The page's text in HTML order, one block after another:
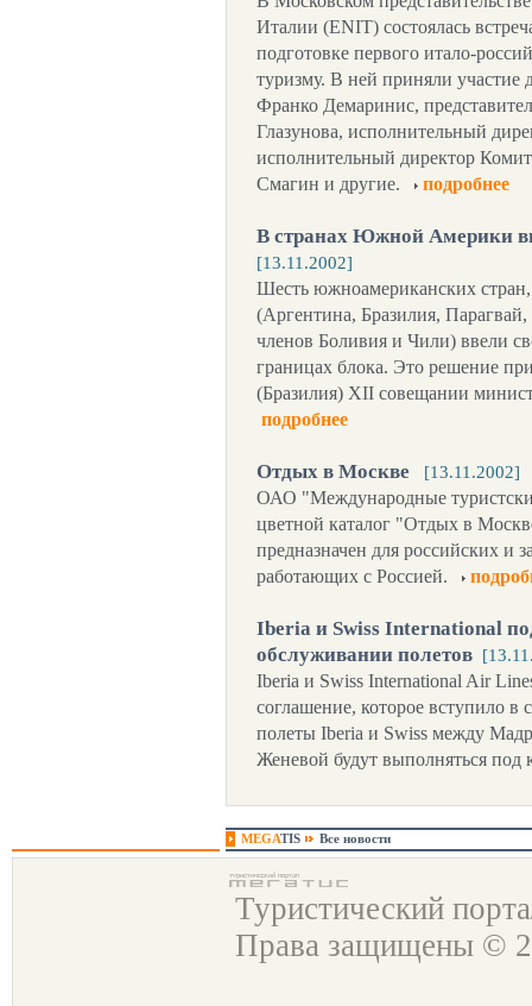
Италии (ENIT) состоялась
подготовке первого итало-
туризму. В ней приняли участие
Франко Демаринис,
Глазунова, исполнительный
исполнительный директор
Смагин и другие.
подробнее
В странах Южной Америки
[13.11.2002]
Шесть южноамериканских
(Аргентина, Бразилия,
членов Боливия и Чили) ввели
границах блока. Это решение
(Бразилия) XII совещании
подробнее
Отдых в Москве [13.11.2002]
ОАО "Международные
цветной каталог "Отдых в
предназначен для российских и
работающих с Россией.
Iberia и Swiss International
обслуживании полетов
Iberia и Swiss International Air
соглашение, которое вступило
полеты Iberia и Swiss между
Женевой будут выполняться под
MEGATIS Все новости
Туристический
Права защищены ©